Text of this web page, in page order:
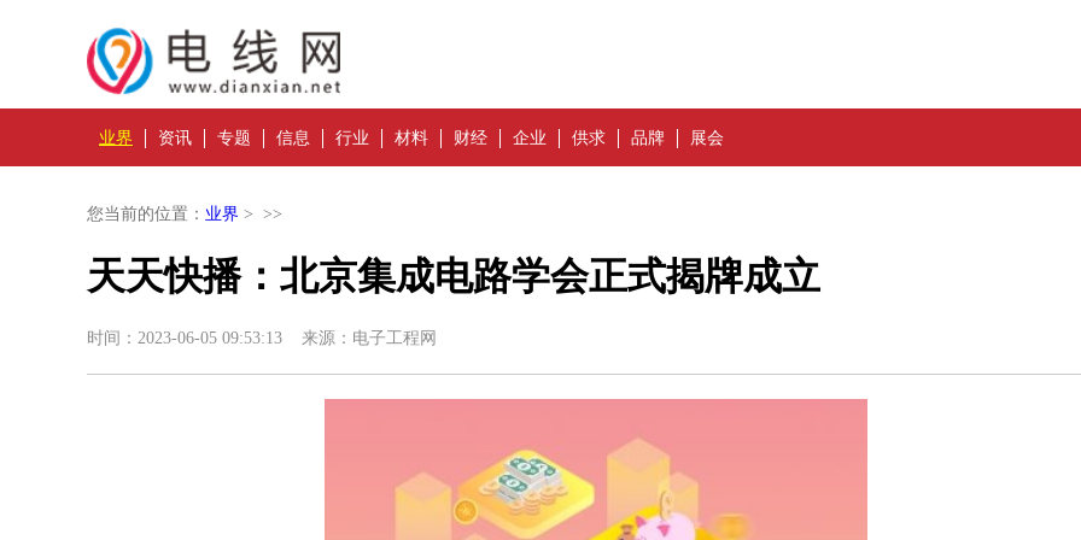
业界 资讯 专题 信息 行业 材料 财经 企业 供求 品牌 展会
您当前的位置： 业界 > >>
天天快播：北京集成电路学会正式揭牌成立
时间：2023-06-05 09:53:13 来源：电子工程网